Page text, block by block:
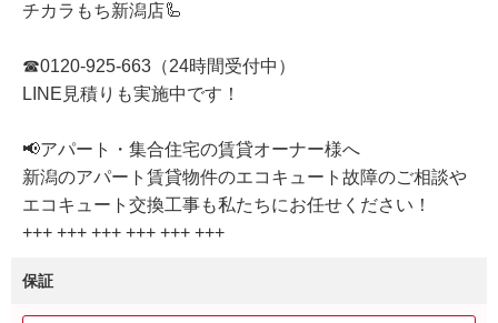
チカラもち新潟店🦾
☎0120-925-663（24時間受付中）
LINE見積りも実施中です！
📢アパート・集合住宅の賃貸オーナー様へ
新潟のアパート賃貸物件のエコキュート故障のご相談や
エコキュート交換工事も私たちにお任せください！
+++ +++ +++ +++ +++ +++
保証